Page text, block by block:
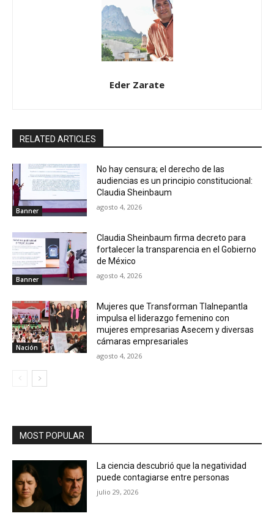
Eder Zarate
RELATED ARTICLES
Banner
No hay censura; el derecho de las
audiencias es un principio constitucional:
Claudia Sheinbaum
agosto 4, 2026
Banner
Claudia Sheinbaum firma decreto para
fortalecer la transparencia en el Gobierno
de México
agosto 4, 2026
Nación
Mujeres que Transforman Tlalnepantla
impulsa el liderazgo femenino con
mujeres empresarias Asecem y diversas
cámaras empresariales
agosto 4, 2026
MOST POPULAR
La ciencia descubrió que la negatividad
puede contagiarse entre personas
julio 29, 2026